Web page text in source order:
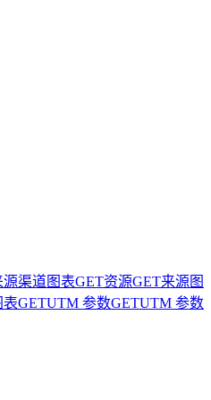
源渠道图表GET资源GET来源图
表GETUTM 参数GETUTM 参数